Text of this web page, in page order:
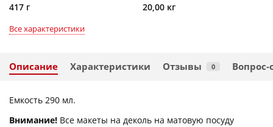
417 г 20,00 кг
Все характеристики
Описание Характеристики Отзывы 0 Вопрос-
Емкость 290 мл.
Внимание! Все макеты на деколь на матовую посуду